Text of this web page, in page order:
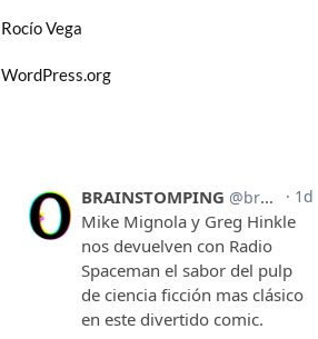
Rocío Vega
WordPress.org